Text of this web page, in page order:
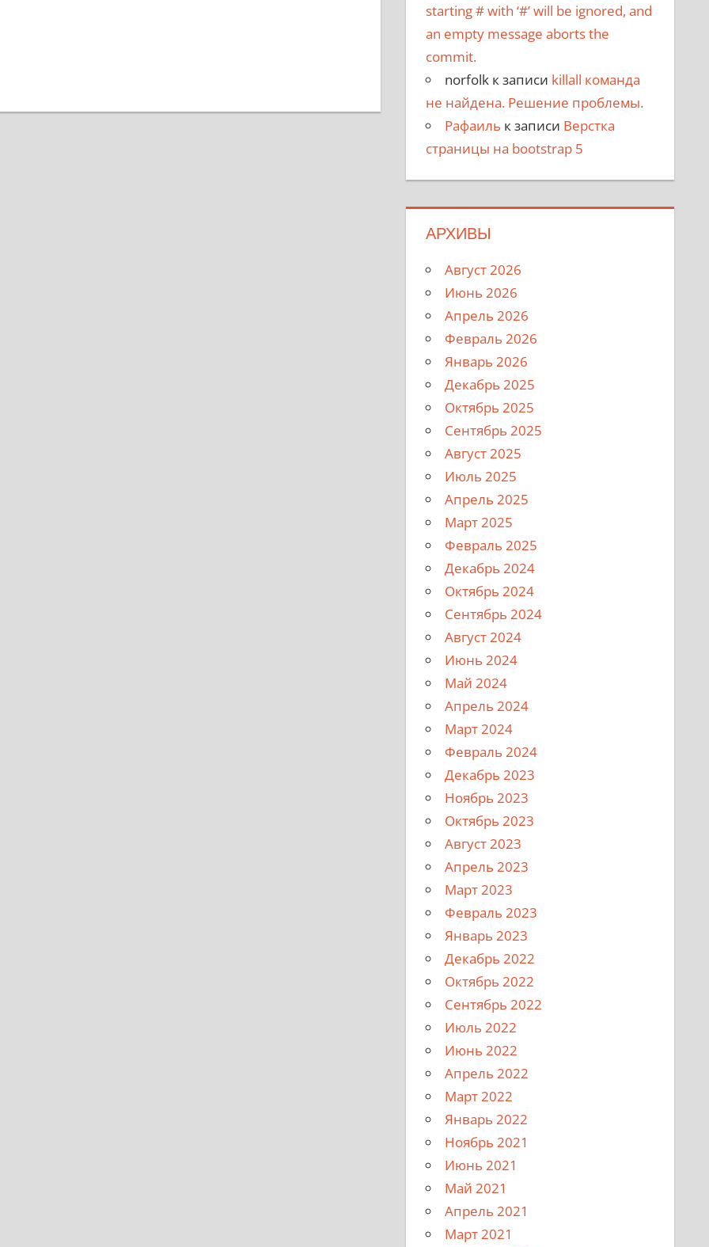
starting # with ‘#’ will be ignored, and
an empty message aborts the
commit.
norfolk к записи killall команда
не найдена. Решение проблемы.
Рафаиль к записи Верстка
страницы на bootstrap 5
АРХИВЫ
Август 2026
Июнь 2026
Апрель 2026
Февраль 2026
Январь 2026
Декабрь 2025
Октябрь 2025
Сентябрь 2025
Август 2025
Июль 2025
Апрель 2025
Март 2025
Февраль 2025
Декабрь 2024
Октябрь 2024
Сентябрь 2024
Август 2024
Июнь 2024
Май 2024
Апрель 2024
Март 2024
Февраль 2024
Декабрь 2023
Ноябрь 2023
Октябрь 2023
Август 2023
Апрель 2023
Март 2023
Февраль 2023
Январь 2023
Декабрь 2022
Октябрь 2022
Сентябрь 2022
Июль 2022
Июнь 2022
Апрель 2022
Март 2022
Январь 2022
Ноябрь 2021
Июнь 2021
Май 2021
Апрель 2021
Март 2021